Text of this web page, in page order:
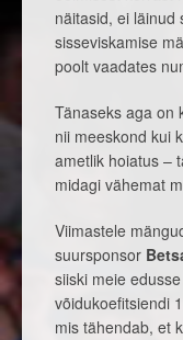
näitasid, ei läinud
sisseviskamise
poolt vaadates
Tänaseks aga on
nii meeskond kui
ametlik hoiatus –
midagi vähemat
Viimastele
suursponsor
siiski meie
võidukoefitsiendi
mis tähendab, et